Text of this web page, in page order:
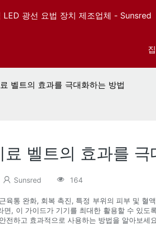
LED 광선 요법 장치 제조업체 - Sunsred
집
벨트의 효과를 극대화하는 방법
료 벨트의 효과를 극
Sunsred 164
육통 완화, 회복 촉진, 특정 부위의 피부 및 혈
면, 이 가이드가 기기를 최대한 활용할 수 있
전하고 효과적으로 사용하는 방법을 알아보세